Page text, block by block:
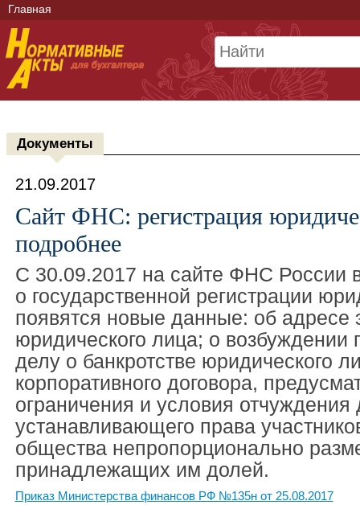
Главная
Документы
21.09.2017
Сайт ФНС: регистрация
подробнее
С 30.09.2017 на сайте ФНС России
о государственной регистрации
появятся новые данные: об адресе
юридического лица; о возбуждении
делу о банкротстве юридического
корпоративного договора,
ограничения и условия
устанавливающего права
общества непропорционально
принадлежащих им долей.
Приказ Министерства финансов РФ №135н от 25.08.2017